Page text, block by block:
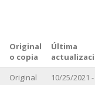
Original
o copia
Última
Original
10/25/2021 -